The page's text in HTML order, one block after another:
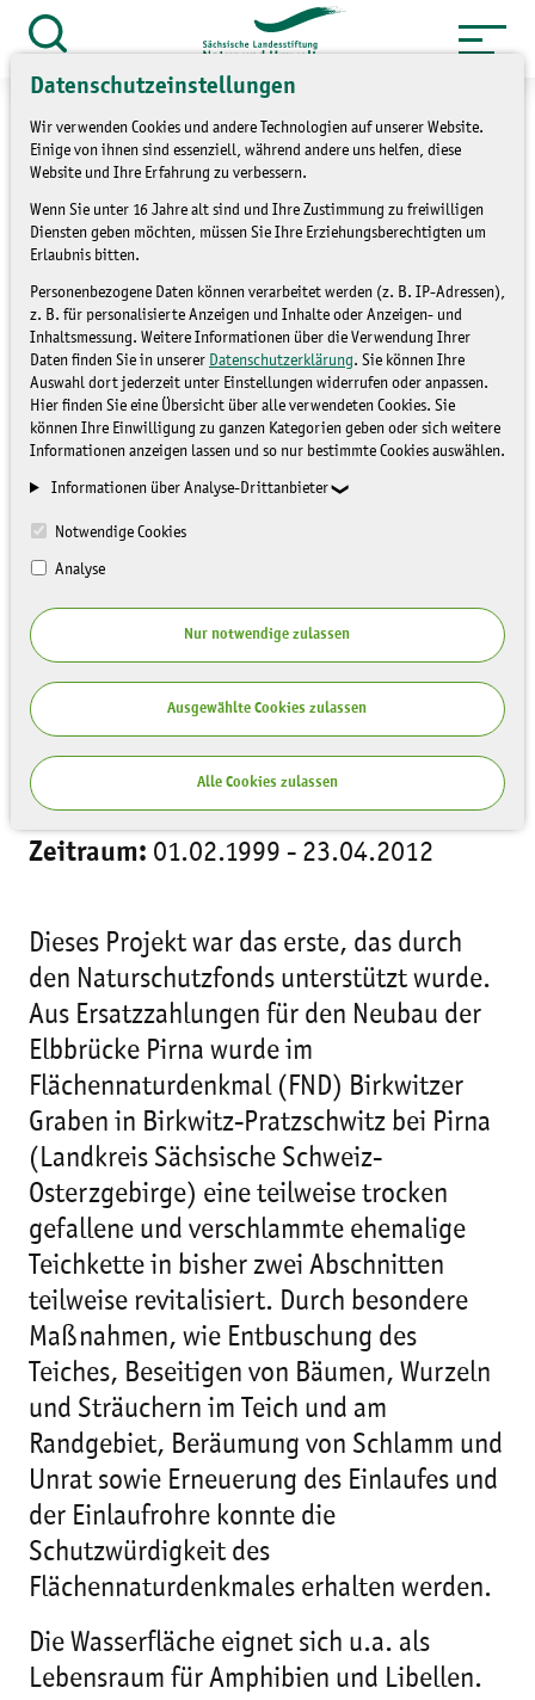
Datenschutzeinstellungen
Wir verwenden Cookies und andere Technologien auf unserer Website.
Einige von ihnen sind essenziell, während andere uns helfen, diese
Website und Ihre Erfahrung zu verbessern.
Wenn Sie unter 16 Jahre alt sind und Ihre Zustimmung zu freiwilligen
Diensten geben möchten, müssen Sie Ihre Erziehungsberechtigten um
Erlaubnis bitten.
Personenbezogene Daten können verarbeitet werden (z. B. IP-Adressen),
z. B. für personalisierte Anzeigen und Inhalte oder Anzeigen- und
Inhaltsmessung. Weitere Informationen über die Verwendung Ihrer
Daten finden Sie in unserer Datenschutzerklärung. Sie können Ihre
Auswahl dort jederzeit unter Einstellungen widerrufen oder anpassen.
Hier finden Sie eine Übersicht über alle verwendeten Cookies. Sie
können Ihre Einwilligung zu ganzen Kategorien geben oder sich weitere
Informationen anzeigen lassen und so nur bestimmte Cookies auswählen.
Informationen über Analyse-Drittanbieter
Notwendige Cookies
Analyse
Nur notwendige zulassen
Ausgewählte Cookies zulassen
Alle Cookies zulassen
Zum
Inhalt
springen
öffnen
Service » Archiv » Projekte
Revitalisierung Birkwitzer
Graben
PROJEKTE
Übergabe des letzten
Bauabschnittes
Zeitraum: 01.02.1999 - 23.04.2012
Dieses Projekt war das erste, das durch
den Naturschutzfonds unterstützt wurde.
Aus Ersatzzahlungen für den Neubau der
Elbbrücke Pirna wurde im
Flächennaturdenkmal (FND) Birkwitzer
Graben in Birkwitz-Pratzschwitz bei Pirna
(Landkreis Sächsische Schweiz-
Osterzgebirge) eine teilweise trocken
gefallene und verschlammte ehemalige
Teichkette in bisher zwei Abschnitten
teilweise revitalisiert. Durch besondere
Maßnahmen, wie Entbuschung des
Teiches, Beseitigen von Bäumen, Wurzeln
und Sträuchern im Teich und am
Randgebiet, Beräumung von Schlamm und
Unrat sowie Erneuerung des Einlaufes und
der Einlaufrohre konnte die
Schutzwürdigkeit des
Flächennaturdenkmales erhalten werden.
Die Wasserfläche eignet sich u.a. als
Lebensraum für Amphibien und Libellen.